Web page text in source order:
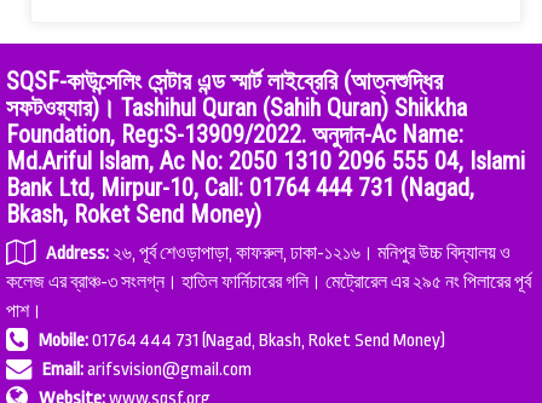
SQSF-কাউন্সেলিং সেন্টার এন্ড স্মার্ট লাইব্রেরি (আত্নশুদ্ধির
সফটওয়্যার)। Tashihul Quran (Sahih Quran) Shikkha
Foundation, Reg:S-13909/2022. অনুদান-Ac Name:
Md.Ariful Islam, Ac No: 2050 1310 2096 555 04, Islami
Bank Ltd, Mirpur-10, Call: 01764 444 731 (Nagad,
Bkash, Roket Send Money)
Address: ২৬, পূর্ব শেওড়াপাড়া, কাফরুল, ঢাকা-১২১৬। মনিপুর উচ্চ বিদ্যালয় ও
কলেজ এর ব্রাঞ্চ-৩ সংলগ্ন। হাতিল ফার্নিচারের গলি। মেট্রোরেল এর ২৯৫ নং পিলারের পূর্ব
পাশ।
Mobile:01764 444 731 (Nagad, Bkash, Roket Send Money)
Email:arifsvision@gmail.com
Website:www.sqsf.org